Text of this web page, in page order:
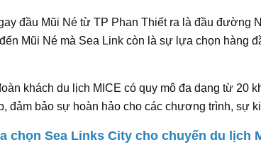
đầu Mũi Né từ TP Phan Thiết ra là đầu
Mũi Né mà Sea Link còn là sự lựa chọn
khách du lịch MICE có quy mô đa dạng từ 20
đảm bảo sự hoàn hảo cho các chương trình, sự
Sea Links City cho chuyến du lịch